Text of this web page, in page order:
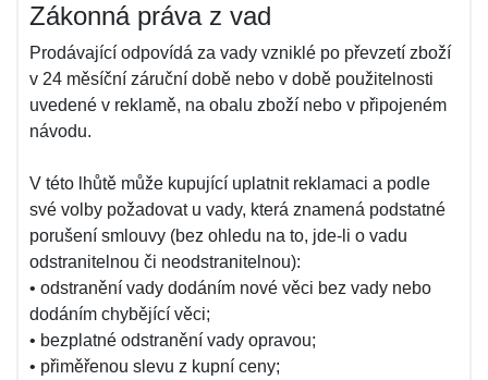
Zákonná práva z vad
Prodávající odpovídá za vady vzniklé po převzetí zboží
v 24 měsíční záruční době nebo v době použitelnosti
uvedené v reklamě, na obalu zboží nebo v připojeném
návodu.
V této lhůtě může kupující uplatnit reklamaci a podle
své volby požadovat u vady, která znamená podstatné
porušení smlouvy (bez ohledu na to, jde-li o vadu
odstranitelnou či neodstranitelnou):
• odstranění vady dodáním nové věci bez vady nebo
dodáním chybějící věci;
• bezplatné odstranění vady opravou;
• přiměřenou slevu z kupní ceny;